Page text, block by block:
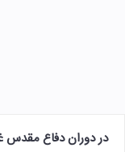
در دوران دفاع مقدس